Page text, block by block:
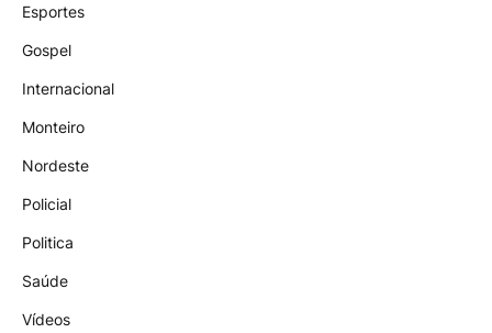
Esportes
Gospel
Internacional
Monteiro
Nordeste
Policial
Politica
Saúde
Vídeos